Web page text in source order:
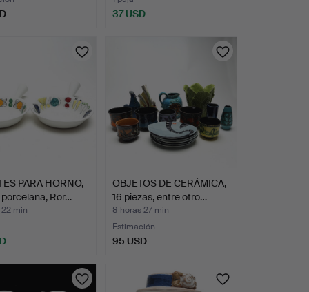
37 USD
PARA HORNO,
porcelana, Rör…
min
OBJETOS DE CERÁMICA,
16 piezas, entre otro…
8 horas 27 min
Estimación
95 USD